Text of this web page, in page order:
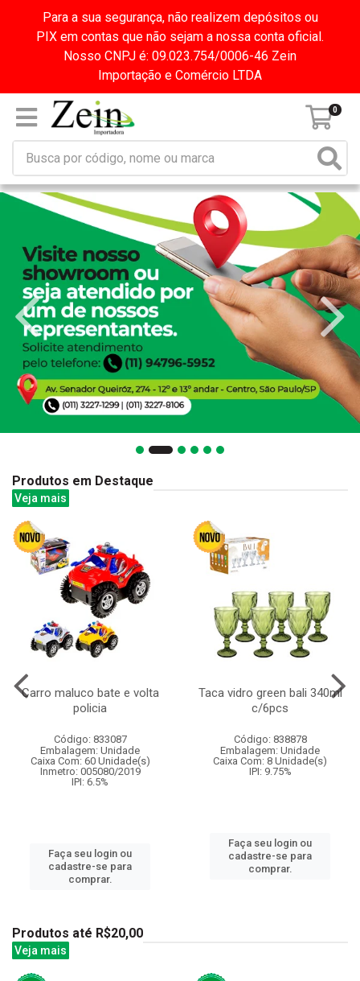
Para a sua segurança, não realizem depósitos ou
PIX em contas que não sejam a nossa conta oficial.
Nosso CNPJ é: 09.023.754/0006-46 Zein
Importação e Comércio LTDA
0
Produtos em Destaque
Veja mais
Carro maluco bate e volta
policia
Código: 833087
Embalagem: Unidade
Caixa Com: 60 Unidade(s)
Inmetro: 005080/2019
IPI: 6.5%
Faça seu login ou
cadastre-se para
comprar.
Taca vidro green bali 340ml
c/6pcs
Código: 838878
Embalagem: Unidade
Caixa Com: 8 Unidade(s)
IPI: 9.75%
Faça seu login ou
cadastre-se para
comprar.
Produtos até R$20,00
Veja mais